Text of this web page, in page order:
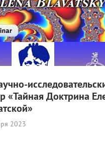
«Тайная Доктрина
2023